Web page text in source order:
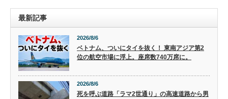
最新記事
2026/8/6
ベトナム、ついにタイを抜く！ 東南アジア第2
位の航空市場に浮上。座席数740万席に。
2026/8/6
死を呼ぶ道路「ラマ2世通り」の高速道路から男